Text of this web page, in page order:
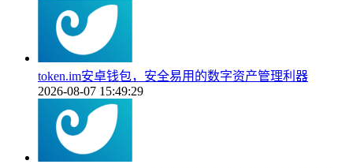
token.im安卓钱包，安全易用的数字资产管理利器
2026-08-07 15:49:29